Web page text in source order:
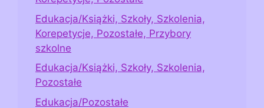
Edukacja/Książki, Szkoły, Szkolenia,
Korepetycje, Pozostałe, Przybory
szkolne
Edukacja/Książki, Szkoły, Szkolenia,
Pozostałe
Edukacja/Pozostałe